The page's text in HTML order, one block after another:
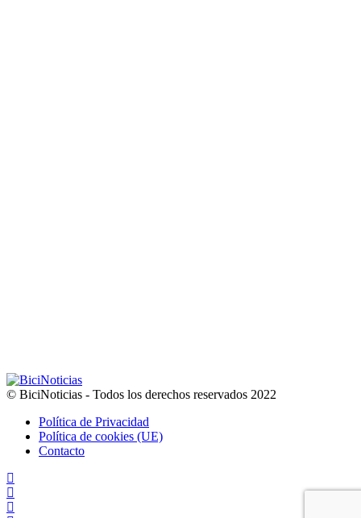
© BiciNoticias - Todos los derechos reservados 2022
Política de Privacidad
Política de cookies (UE)
Contacto